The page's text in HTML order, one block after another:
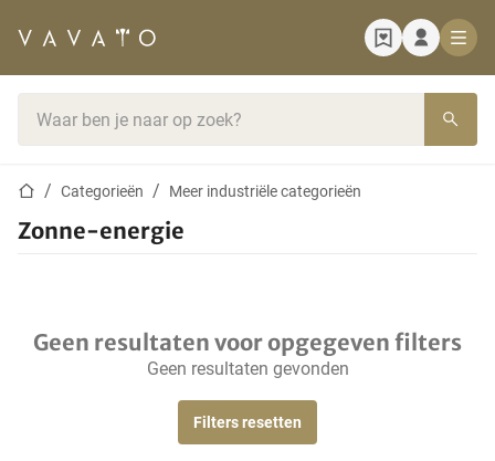
StartpaginaCategorieën Meer industriële categorieën
Zonne-energie
Geen resultaten voor opgegeven filters
Geen resultaten gevonden
Filters resetten